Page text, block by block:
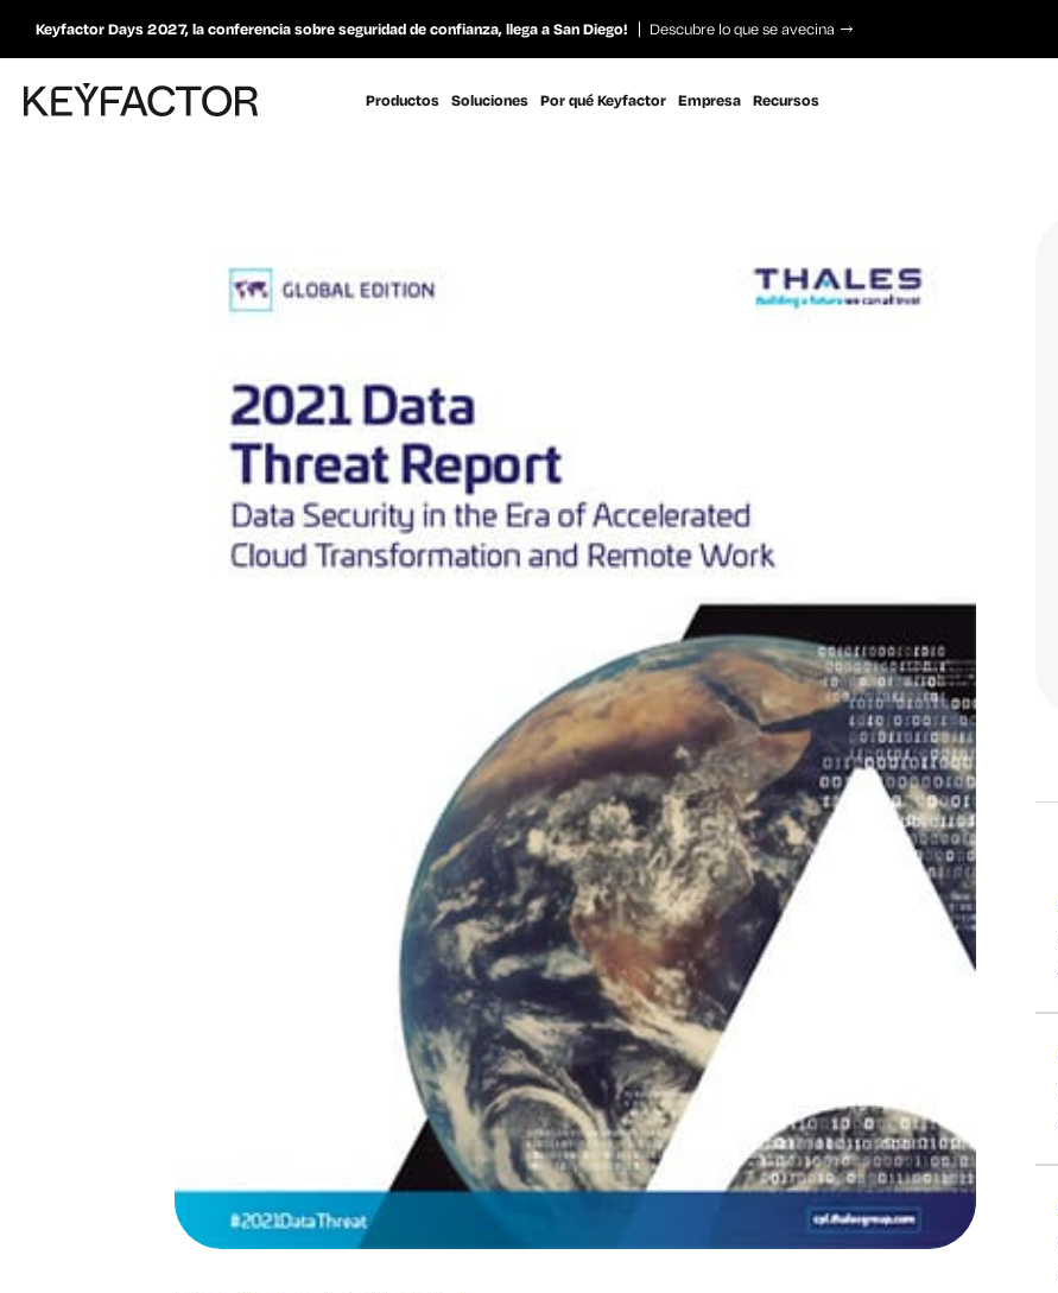
Keyfactor Days 2027, la conferencia sobre seguridad de confianza, llega a San Diego! Descubre lo que se avecina
Productos Soluciones Por qué Keyfactor Empresa Recursos